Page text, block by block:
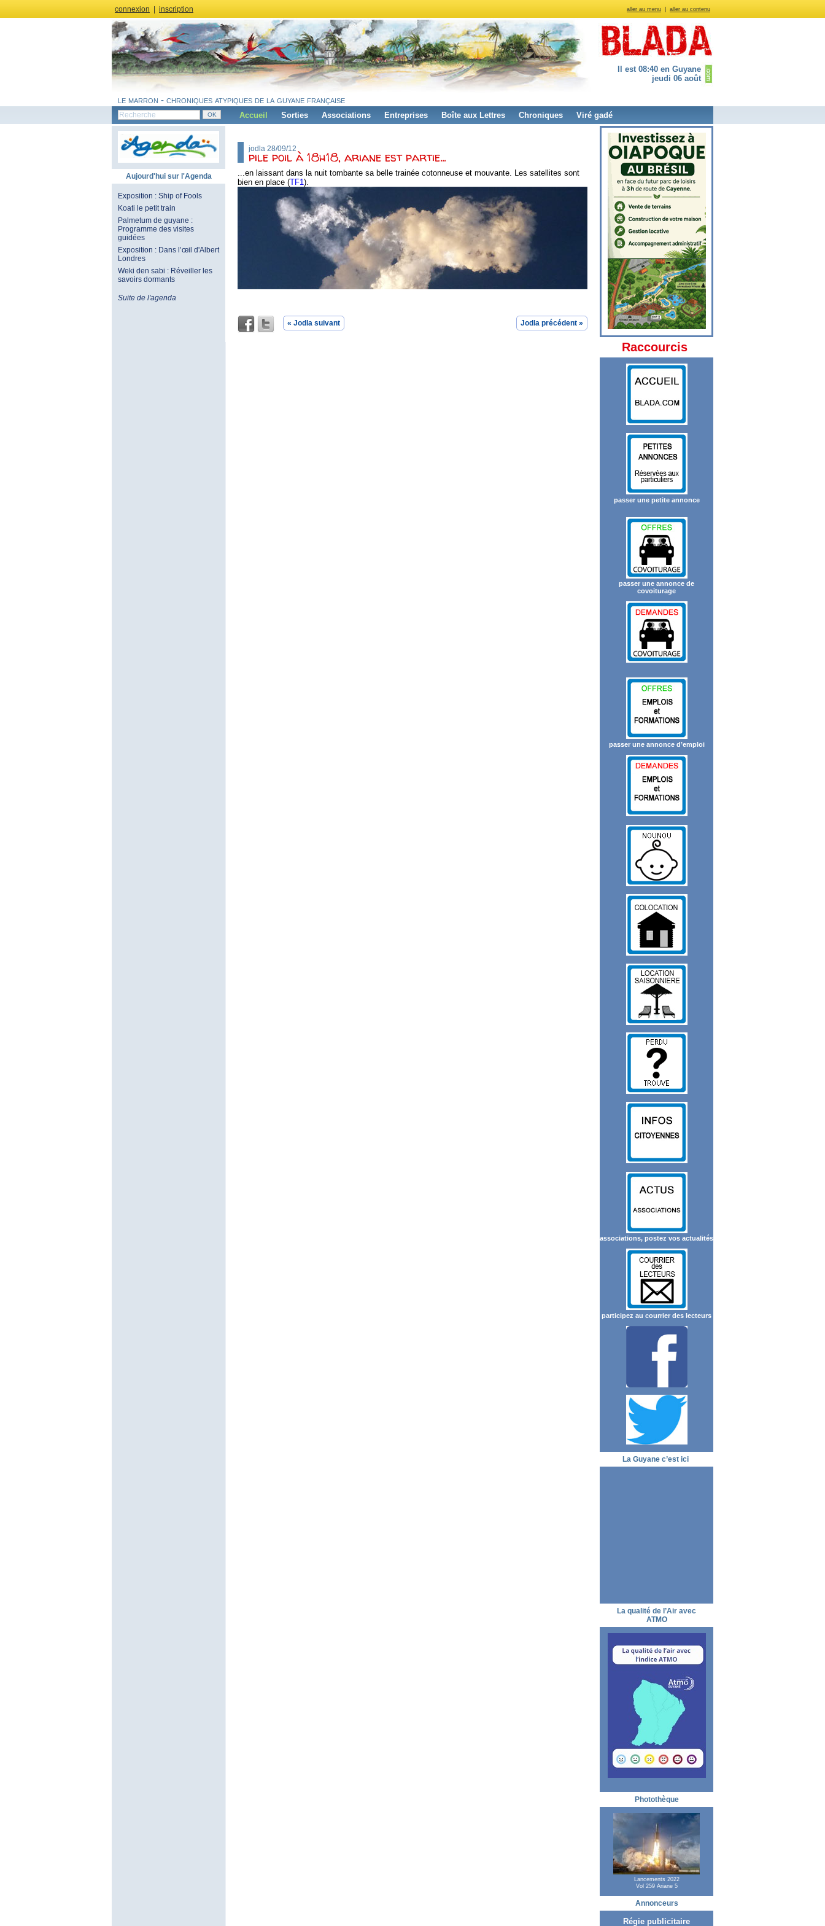
aller au menu aller au contenu
connexion inscription
Il est 08:40 en Guyane
jeudi 06 août
le marron - chroniques atypiques de la guyane française
Accueil Sorties Associations Entreprises Boîte aux Lettres Chroniques Viré gadé
Aujourd'hui sur l'Agenda
Exposition : Ship of Fools
Koati le petit train
Palmetum de guyane :
Programme des visites
guidées
Exposition : Dans l’œil d'Albert
Londres
Weki den sabi : Réveiller les
savoirs dormants
Suite de l'agenda
jodla 28/09/12
pile poil à 18h18, ariane est partie...
...en laissant dans la nuit tombante sa belle trainée cotonneuse et mouvante. Les satellites sont
bien en place (TF1 ).
« Jodla suivant Jodla précédent »
Raccourcis
passer une petite annonce
passer une annonce de
covoiturage
passer une annonce d’emploi
associations, postez vos actualités
participez au courrier des lecteurs
La Guyane c’est ici
La qualité de l’Air avec
ATMO
Photothèque
Lancements 2022
Vol 259 Ariane 5
Annonceurs
Régie publicitaire